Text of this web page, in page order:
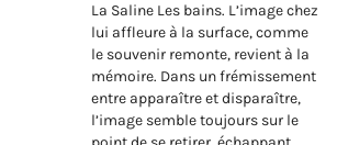
La Saline Les bains. L’image chez
lui affleure à la surface, comme
le souvenir remonte, revient à la
mémoire. Dans un frémissement
entre apparaître et disparaître,
l’image semble toujours sur le